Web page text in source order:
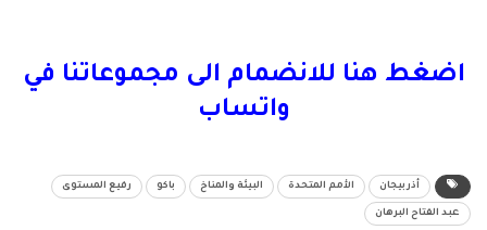
اضغط هنا للانضمام الى مجموعاتنا في
واتساب
أذربيجان الأمم المتحدة البيئة والمناخ باكو رفيع المستوى
عبد الفتاح البرهان